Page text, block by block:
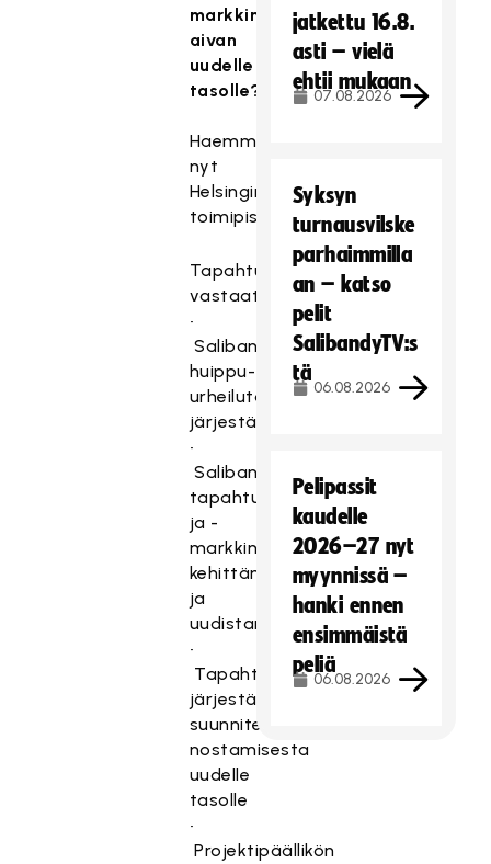
markkinointia
aivan
uudelle
tasolle?
Haemme
nyt
Helsingin
toimipisteeseemme
Tapahtumapäällikkönä
vastaat
•
Salibandyliiton
huippu-
urheilutapahtumien
järjestämisestä
•
Salibandyn
tapahtumaosaamisen
ja -
markkinoinnin
kehittämisestä
ja
uudistamisesta
•
Tapahtumien
järjestämisen
suunnitelmallisuuden
nostamisesta
uudelle
tasolle
•
Projektipäällikön
jatkettu 16.8.
asti – vielä
ehtii mukaan
07.08.2026
Syksyn
turnausvilske
parhaimmilla
an – katso
pelit
SalibandyTV:s
tä
06.08.2026
Pelipassit
kaudelle
2026–27 nyt
myynnissä –
hanki ennen
ensimmäistä
peliä
06.08.2026